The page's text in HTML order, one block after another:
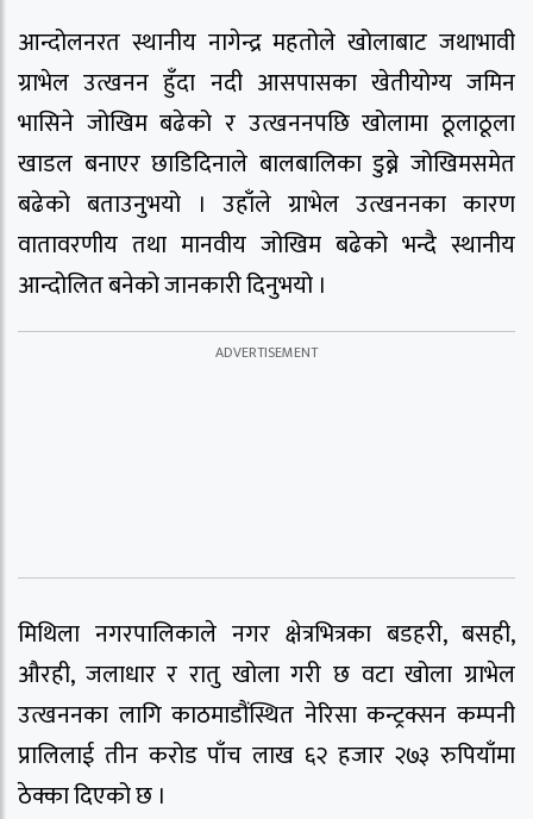
आन्दोलनरत स्थानीय नागेन्द्र महतोले खोलाबाट जथाभावी
ग्राभेल उत्खनन हुँदा नदी आसपासका खेतीयोग्य जमिन
भासिने जोखिम बढेको र उत्खननपछि खोलामा ठूलाठूला
खाडल बनाएर छाडिदिनाले बालबालिका डुब्ने जोखिमसमेत
बढेको बताउनुभयो । उहाँले ग्राभेल उत्खननका कारण
वातावरणीय तथा मानवीय जोखिम बढेको भन्दै स्थानीय
आन्दोलित बनेको जानकारी दिनुभयो ।
मिथिला नगरपालिकाले नगर क्षेत्रभित्रका बडहरी, बसही,
औरही, जलाधार र रातु खोला गरी छ वटा खोला ग्राभेल
उत्खननका लागि काठमाडौंस्थित नेरिसा कन्ट्रक्सन कम्पनी
प्रालिलाई तीन करोड पाँच लाख ६२ हजार २७३ रुपियाँमा
ठेक्का दिएको छ ।